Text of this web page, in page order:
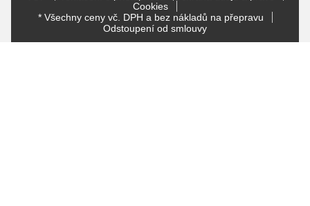
Cookies
* Všechny ceny vč. DPH a bez nákladů na přepravu
Odstoupení od smlouvy